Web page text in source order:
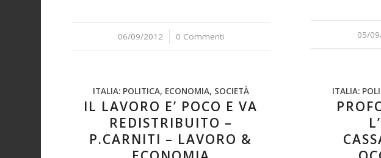
06/09/2012
/ 0 Commenti 05//
ITALIA: POLITICA, ECONOMIA, SOCIETÀ
IL LAVORO E’ POCO E VA
REDISTRIBUITO –
P.CARNITI – LAVORO &
ITALIA: